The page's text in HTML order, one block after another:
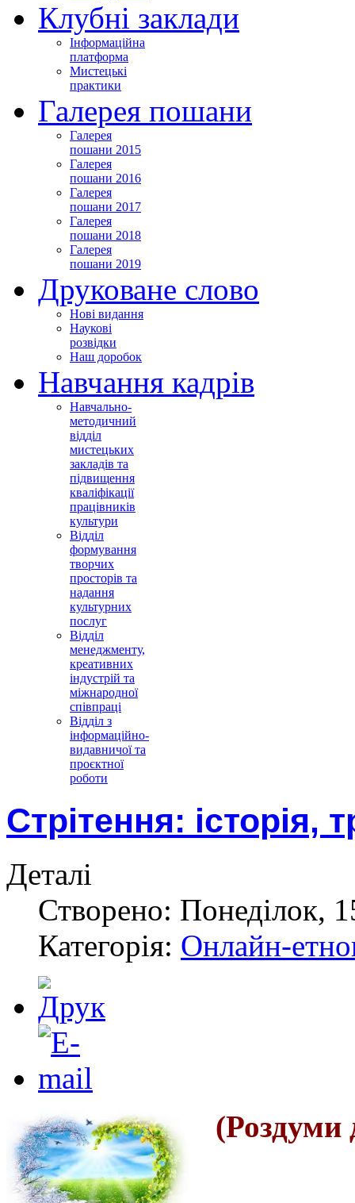
Клубні заклади
Інформаційна
платформа
Мистецькі
практики
Галерея пошани
Галерея
пошани 2015
Галерея
пошани 2016
Галерея
пошани 2017
Галерея
пошани 2018
Галерея
пошани 2019
Друковане слово
Нові видання
Наукові
розвідки
Наш доробок
Навчання кадрів
Навчально-
методичний
відділ
мистецьких
закладів та
підвищення
кваліфікації
працівників
культури
Відділ
формування
творчих
просторів та
надання
культурних
послуг
Відділ
менеджменту,
креативних
індустрій та
міжнародної
співпраці
Відділ з
інформаційно-
видавничої та
проєктної
роботи
Стрітення: історія,
Деталі
Створено: Понеділок,
Категорія: Онлайн-
(Роздуми